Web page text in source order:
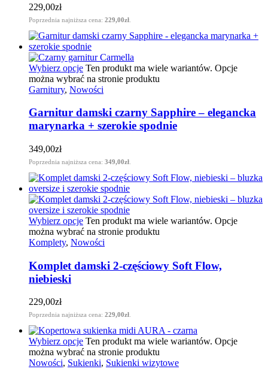
229,00zł
Poprzednia najniższa cena: 229,00zł
Wybierz opcje Ten produkt ma wiele wariantów. Opcje
można wybrać na stronie produktu
Garnitury, Nowości
Garnitur damski czarny Sapphire – elegancka
marynarka + szerokie spodnie
349,00zł
Poprzednia najniższa cena: 349,00zł
Wybierz opcje Ten produkt ma wiele wariantów. Opcje
można wybrać na stronie produktu
Komplety, Nowości
Komplet damski 2-częściowy Soft Flow,
niebieski
229,00zł
Poprzednia najniższa cena: 229,00zł.
Wybierz opcje Ten produkt ma wiele wariantów. Opcje
można wybrać na stronie produktu
Nowości, Sukienki, Sukienki wizytowe